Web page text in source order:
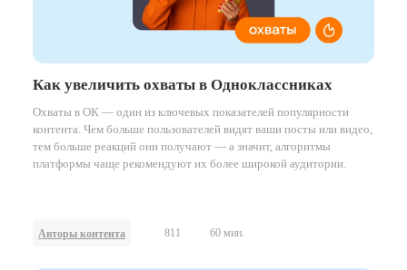
Как увеличить охваты в Одноклассниках
Охваты в ОК — один из ключевых показателей популярности
контента. Чем больше пользователей видят ваши посты или видео,
тем больше реакций они получают — а значит, алгоритмы
платформы чаще рекомендуют их более широкой аудитории.
Авторы контента 811 60 мин.